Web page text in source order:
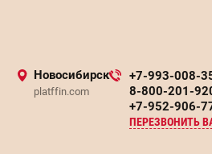
Новосибирск
platffin.com
+7-993-008-
8-800-201-
+7-952-906-
ПЕРЕЗВОНИТЬ